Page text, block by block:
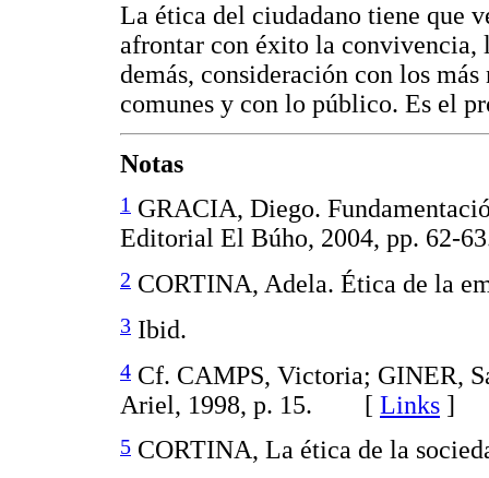
La ética del ciudadano tiene que
afrontar con éxito la convivencia,
demás, consideración con los
comunes y con lo público. Es el
Notas
1 GRACIA, Diego.
Editorial El Búho, 2004, pp. 62-
2 CORTINA, Adela. Ética de la
3 Ibid.
4 Cf. CAMPS, Victoria; GINER,
Ariel, 1998, p. 15. [ Links ]
5 CORTINA, La ética de la